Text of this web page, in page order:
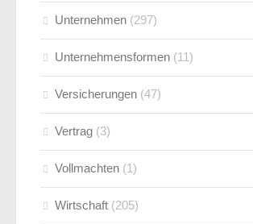
Unternehmen (297)
Unternehmensformen (11)
Versicherungen (47)
Vertrag (3)
Vollmachten (1)
Wirtschaft (205)